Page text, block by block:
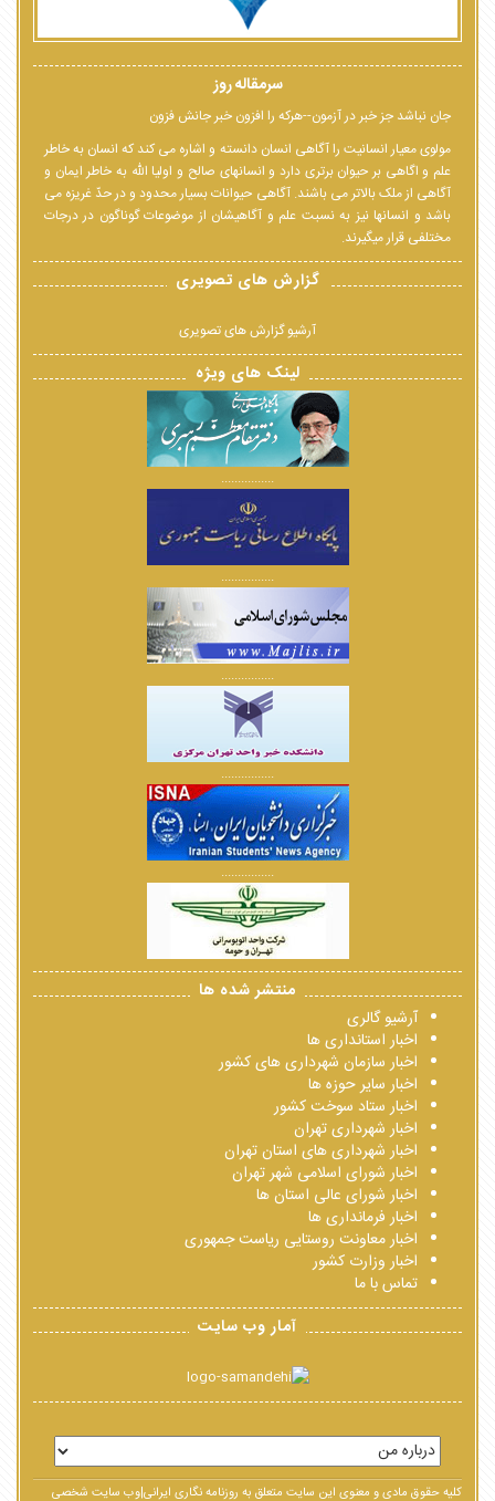
سرمقاله روز
جان نباشد جز خبر در آزمون--هرکه را افزون خبر جانش فزون
مولوی معیار انسانیت را آگاهی انسان دانسته و اشاره می کند که انسان به خاطر
علم و اگاهی بر حیوان برتری دارد و انسانهای صالح و اولیا الله به خاطر ایمان و
آگاهی از ملک بالاتر می باشند. آگاهی حیوانات بسیار محدود و در حدّ غریزه می
باشد و انسانها نیز به نسبت علم و آگاهیشان از موضوعات گوناگون در درجات
مختلفی قرار میگیرند.
گزارش های تصویری
آرشیو گزارش های تصویری
لینک های ویژه
................
................
................
................
................
منتشر شده ها
آرشیو گالری
اخبار استانداری ها
اخبار سازمان شهرداری های کشور
اخبار سایر حوزه ها
اخبار ستاد سوخت کشور
اخبار شهرداری تهران
اخبار شهرداری های استان تهران
اخبار شورای اسلامی شهر تهران
اخبار شورای عالی استان ها
اخبار فرمانداری ها
اخبار معاونت روستایی ریاست جمهوری
اخبار وزارت کشور
تماس با ما
آمار وب سایت
کلیه حقوق مادی و معنوی این سایت متعلق به روزنامه نگاری ایرانی|وب سایت شخصی